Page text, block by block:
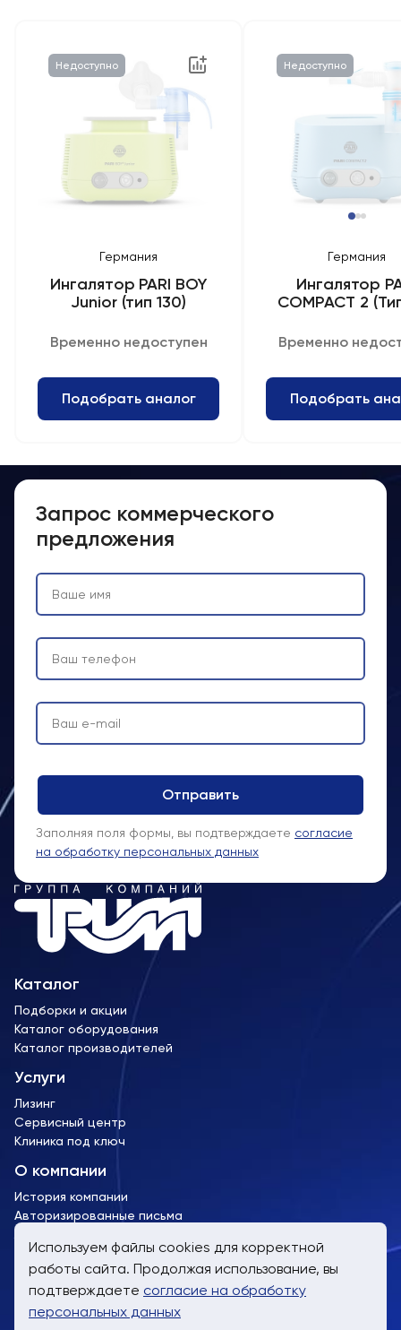
Недоступно
Ингалятор PARI BOY
Junior (тип 130)
Германия
Временно недоступен
Подобрать аналог
Недоступно
Ингалятор
COMPАСТ 2
Германия
Временно
Подобрать
Каталог
Подборки и акции
Каталог оборудования
Каталог производителей
Услуги
Лизинг
Сервисный центр
Клиника под ключ
О компании
История компании
Авторизированные письма
пн-пт, 9:00 до 19:00
8 (800) 707-61-24
Запрос коммерческого
предложения
Заполняя поля формы, вы подтверждаете согласие
на обработку персональных данных
Используем файлы cookies для корректной
работы сайта. Продолжая использование, вы
подтверждаете согласие на обработку
персональных данных